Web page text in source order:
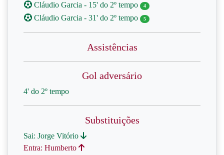
Cláudio Garcia - 15' do 2º tempo 4
Cláudio Garcia - 31' do 2º tempo 5
Assistências
Gol adversário
4' do 2º tempo
Substituições
Sai: Jorge Vitório
Entra: Humberto